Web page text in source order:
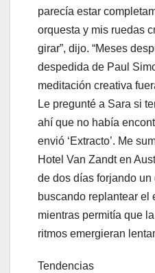
parecía estar
orquesta y mis ruedas
girar”, dijo. “Meses
despedida de Paul
meditación creativa
Le pregunté a Sara si
ahí que no había
envió ‘Extracto’. Me
Hotel Van Zandt en
de dos días forjando
buscando replantear el
mientras permitía que
ritmos emergieran
Tendencias